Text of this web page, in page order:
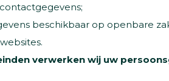
beschikbaar op openbare
verwerken wij uw